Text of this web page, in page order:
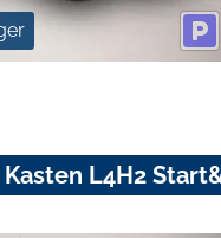
L4H2